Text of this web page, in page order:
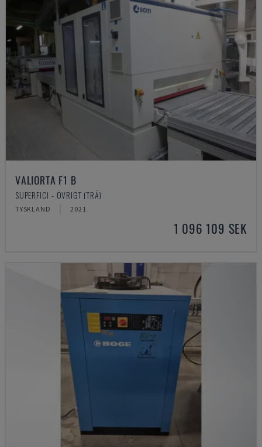
VALIORTA F1 B
SUPERFICI - ÖVRIGT (TRÄ)
TYSKLAND 2021
1 096 109 SEK